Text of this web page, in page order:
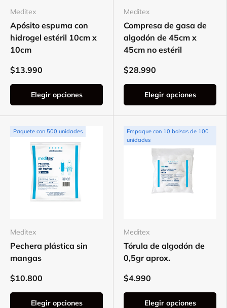
Meditex
Apósito espuma con
hidrogel estéril 10cm x
10cm
$13.990
Elegir opciones
Meditex
Compresa de gasa de
algodón de 45cm x
45cm no estéril
$28.990
Elegir opciones
Paquete con 500 unidades
Meditex
Pechera plástica sin
mangas
$10.800
Elegir opciones
Empaque con 10 bolsas de 100
unidades
Meditex
Tórula de algodón de
0,5gr aprox.
$4.990
Elegir opciones